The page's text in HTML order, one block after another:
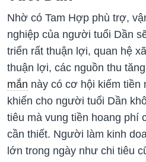
Nhờ có Tam Hợp phù trợ,
nghiệp của người tuổi Dần
triển rất thuận lợi, quan hệ
thuận lợi, các nguồn thu
mắn này có cơ hội kiếm tiền
khiến cho người tuổi Dần
tiêu mà vung tiền hoang phí
cần thiết. Người làm kinh
lớn trong ngày như chi tiêu